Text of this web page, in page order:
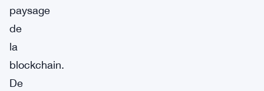
paysage
de
la
blockchain.
De